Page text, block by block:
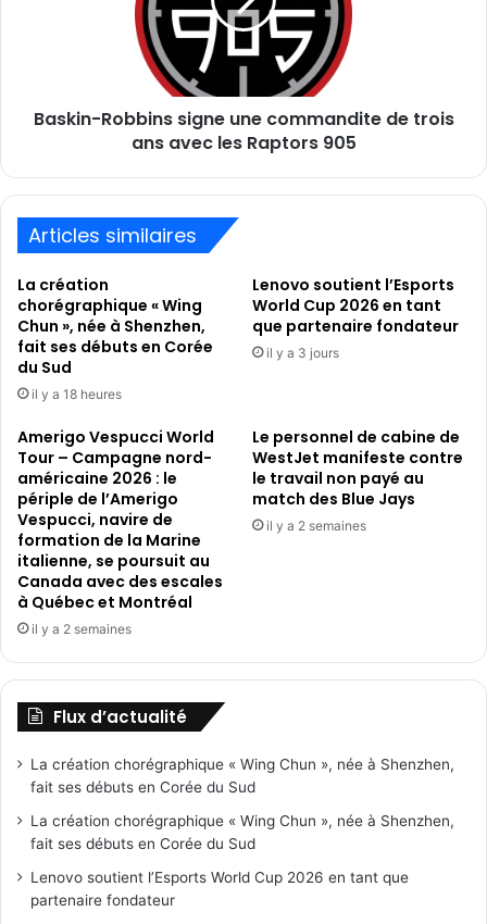
lesBaskin-Robbins signe une commandite de trois
ans avec les Raptors 905
Articles similaires
La création
chorégraphique « Wing
Chun », née à Shenzhen,
fait ses débuts en Corée
du Sud
il y a 18 heures
Lenovo soutient l’Esports
World Cup 2026 en tant
que partenaire fondateur
il y a 3 jours
Amerigo Vespucci World
Tour – Campagne nord-
américaine 2026 : le
périple de l’Amerigo
Vespucci, navire de
formation de la Marine
italienne, se poursuit au
Canada avec des escales
à Québec et Montréal
il y a 2 semaines
Le personnel de cabine de
WestJet manifeste contre
le travail non payé au
match des Blue Jays
il y a 2 semaines
Flux d’actualité
La création chorégraphique « Wing Chun », née à Shenzhen,
fait ses débuts en Corée du Sud
La création chorégraphique « Wing Chun », née à Shenzhen,
fait ses débuts en Corée du Sud
Lenovo soutient l’Esports World Cup 2026 en tant que
partenaire fondateur